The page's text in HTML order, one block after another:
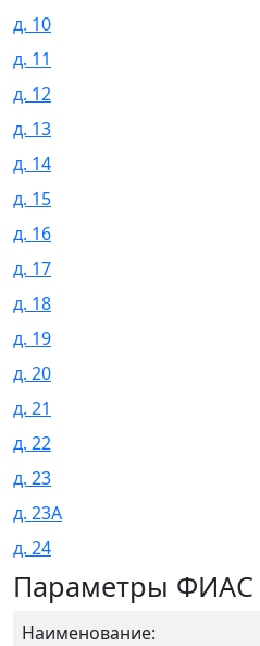
д. 10
д. 11
д. 12
д. 13
д. 14
д. 15
д. 16
д. 17
д. 18
д. 19
д. 20
д. 21
д. 22
д. 23
д. 23А
д. 24
Параметры ФИАС
Наименование: